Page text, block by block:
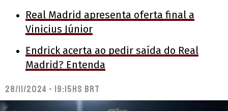
Real Madrid apresenta oferta final a
Vinicius Júnior
Endrick acerta ao pedir saída do Real
Madrid? Entenda
28/11/2024 - 19:15hs BRT